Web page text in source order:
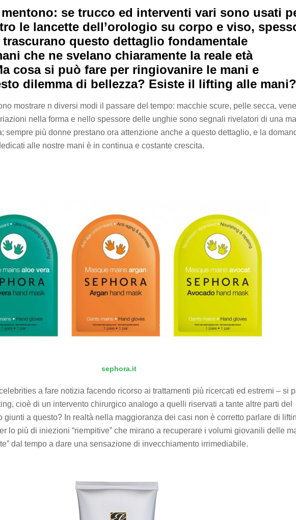
se trucco ed interventi vari sono usati
le lancette dell’orologio su corpo e viso,
trascurano questo dettaglio fondamentale
che ne svelano chiaramente la reale età
cosa si può fare per ringiovanire le mani e
dilemma di bellezza? Esiste il lifting alle mani?
mostrare n diversi modi il passare del tempo: macchie scure, pelle secca, vene
nella forma e nello spessore delle unghie sono segnali rivelatori di una
sempre più donne prestano ora attenzione anche a questo dettaglio, e la
alle nostre mani è in continua e costante crescita.
sephora.it
a fare notizia facendo ricorso ai trattamenti più ricercati ed estremi – si
cioè di un intervento chirurgico analogo a quelli riservati a tante altre parti del
giunti a questo? In realtà nella maggioranza dei casi non è corretto parlare di
lo più di iniezioni “riempitive” che mirano a recuperare i volumi giovanili delle
dal tempo a dare una sensazione di invecchiamento irrimediabile.